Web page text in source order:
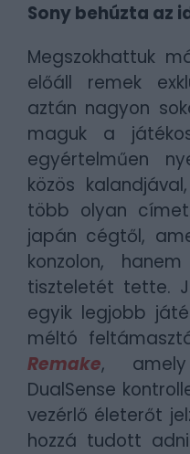
Sony behúzta az
Megszokhattuk
előáll remek
aztán nagyon
maguk a
egyértelműen
közös
több olyan
japán cégtől,
konzolon,
tiszteletét tette.
egyik legjobb
méltó
Remake,
DualSense
vezérlő életerőt
hozzá tudott